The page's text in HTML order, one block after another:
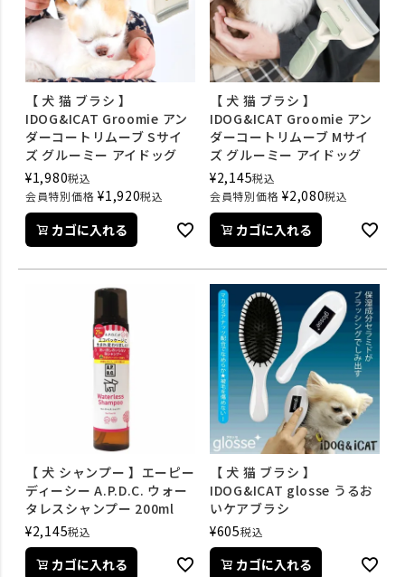
【 犬 猫 ブラシ 】
IDOG&ICAT Groomie アン
ダーコートリムーブ Sサイ
ズ グルーミー アイドッグ
¥1,980税込
会員特別価格 ¥1,920税込
カゴに入れる
【 犬 猫 ブラシ 】
IDOG&ICAT Groomie アン
ダーコートリムーブ Mサイ
ズ グルーミー アイドッグ
¥2,145税込
会員特別価格 ¥2,080税込
カゴに入れる
【 犬 シャンプー 】エーピー
ディーシー A.P.D.C. ウォー
タレスシャンプー 200ml
¥2,145税込
カゴに入れる
【 犬 猫 ブラシ 】
IDOG&ICAT glosse うるお
いケアブラシ
¥605税込
カゴに入れる